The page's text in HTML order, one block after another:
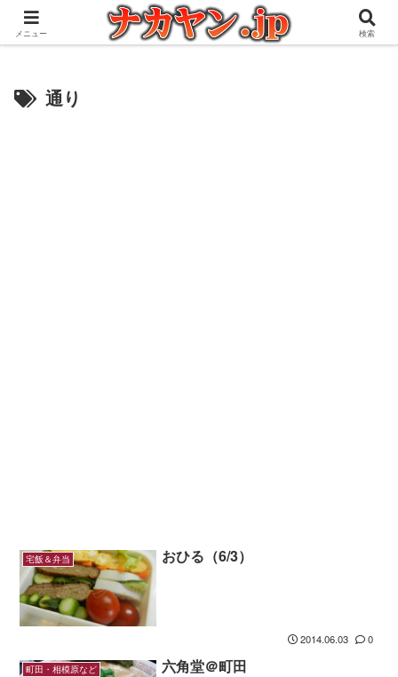
アウトドアとガジェット好きな管理人の愉快な日々を綴るブログ
通り
宅飯＆弁当 おひる（6/3）
2014.06.03 0
町田・相模原など 六角堂＠町田
メニュー 検索